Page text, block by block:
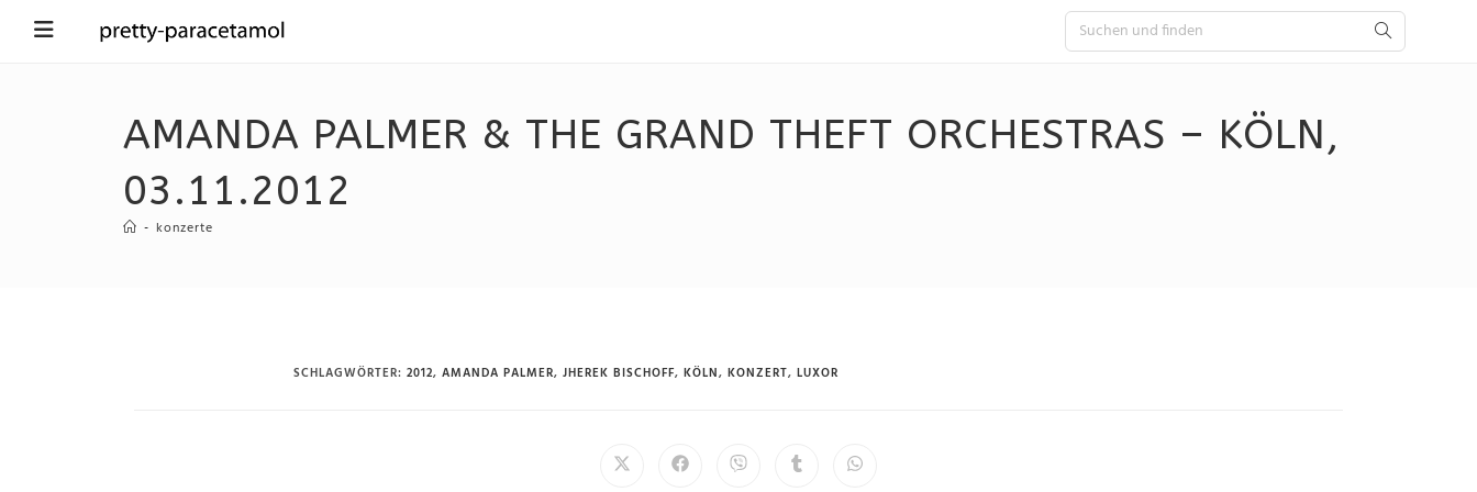
AMANDA PALMER & THE GRAND THEFT ORCHESTRAS – KÖLN,
03.11.2012
- konzerte
SCHLAGWÖRTER: 2012, AMANDA PALMER, JHEREK BISCHOFF, KÖLN, KONZERT, LUXOR